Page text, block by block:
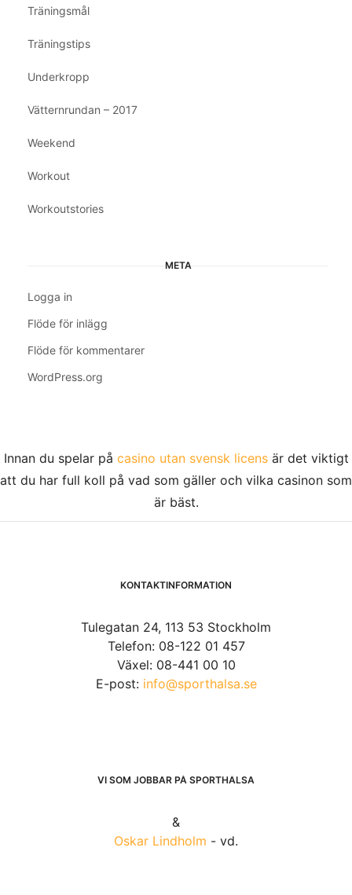
Träningsmål
Träningstips
Underkropp
Vätternrundan – 2017
Weekend
Workout
Workoutstories
META
Logga in
Flöde för inlägg
Flöde för kommentarer
WordPress.org
Innan du spelar på casino utan svensk licensär det viktigt
att du har full koll på vad som gäller och vilka casinon som
är bäst.
KONTAKTINFORMATION
Tulegatan 24, 113 53 Stockholm
Telefon: 08-122 01 457
Växel: 08-441 00 10
E-post: info@sporthalsa.se
VI SOM JOBBAR PÅ SPORTHÄLSA
&
Oskar Lindholm - vd.